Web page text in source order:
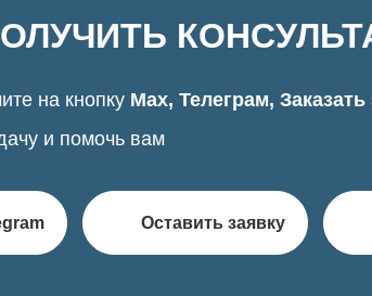
на кнопку Max, Телеграм, Заказать
и помочь вам
Оставить заявку